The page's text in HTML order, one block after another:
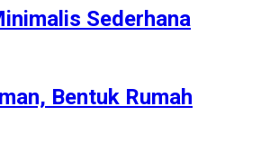
Sederhana
Bentuk Rumah